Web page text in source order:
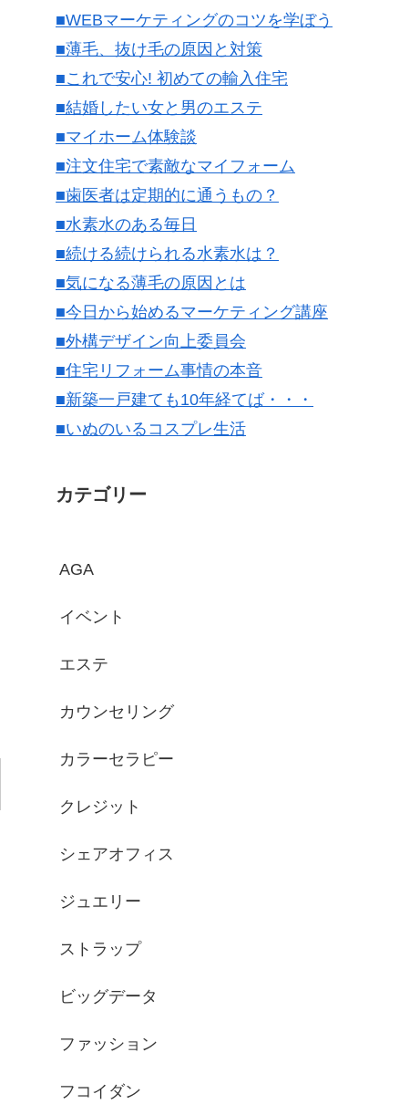
■WEBマーケティングのコツを学ぼう
■薄毛、抜け毛の原因と対策
■これで安心! 初めての輸入住宅
■結婚したい女と男のエステ
■マイホーム体験談
■注文住宅で素敵なマイフォーム
■歯医者は定期的に通うもの？
■水素水のある毎日
■続ける続けられる水素水は？
■気になる薄毛の原因とは
■今日から始めるマーケティング講座
■外構デザイン向上委員会
■住宅リフォーム事情の本音
■新築一戸建ても10年経てば・・・
■いぬのいるコスプレ生活
カテゴリー
AGA
イベント
エステ
カウンセリング
カラーセラピー
クレジット
シェアオフィス
ジュエリー
ストラップ
ビッグデータ
ファッション
フコイダン